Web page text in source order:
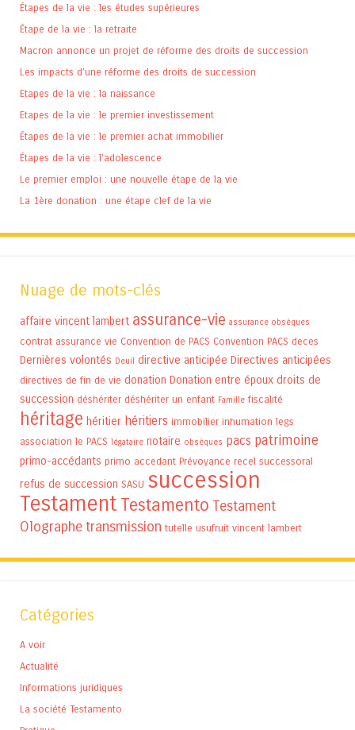
Étapes de la vie : les études supérieures
Étape de la vie : la retraite
Macron annonce un projet de réforme des droits de succession
Les impacts d’une réforme des droits de succession
Etapes de la vie : la naissance
Etapes de la vie : le premier investissement
Étapes de la vie : le premier achat immobilier
Étapes de la vie : l’adolescence
Le premier emploi : une nouvelle étape de la vie
La 1ère donation : une étape clef de la vie
Nuage de mots-clés
affaire vincent lambert assurance-vie assurance obsèques
contrat assurance vie Convention de PACS Convention PACS deces
Dernières volontés Deuil directive anticipée Directives anticipées
directives de fin de vie donation Donation entre époux droits de
succession déshériter déshériter un enfant Famille fiscalité
héritage héritier héritiers immobilier inhumation legs
association le PACS légataire notaire obsèques pacs patrimoine
primo-accédants primo accedant Prévoyance recel successoral
refus de succession SASU succession
Testament Testamento Testament
Olographetransmission tutelle usufruit vincent lambert
Catégories
A voir
Actualité
Informations juridiques
La société Testamento